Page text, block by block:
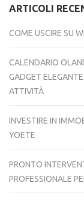
ARTICOLI
COME USCIRE SU
CALENDARIO
GADGET
ATTIVITÀ
INVESTIRE IN
YOETE
PRONTO
PROFESSIONALE